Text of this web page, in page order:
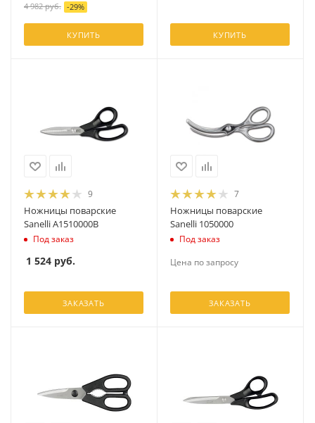
4 982руб. -29%
КУПИТЬ КУПИТЬ
9
Ножницы поварские
Sanelli A1510000B
Под заказ
1 524 руб.
ЗАКАЗАТЬ
7
Ножницы поварские
Sanelli 1050000
Под заказ
Цена по запросу
ЗАКАЗАТЬ